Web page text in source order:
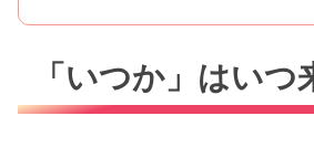
「いつか」はいつ